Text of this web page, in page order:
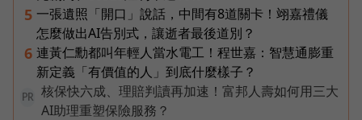
5 一張遺照「開口」說話，中間有8道關卡！翊嘉禮儀
怎麼做出AI告別式，讓逝者最後道別？
6 連黃仁勳都叫年輕人當水電工！程世嘉：智慧通膨重
新定義「有價值的人」到底什麼樣子？
PR
核保快六成、理賠判讀再加速！富邦人壽如何用三大
AI助理重塑保險服務？